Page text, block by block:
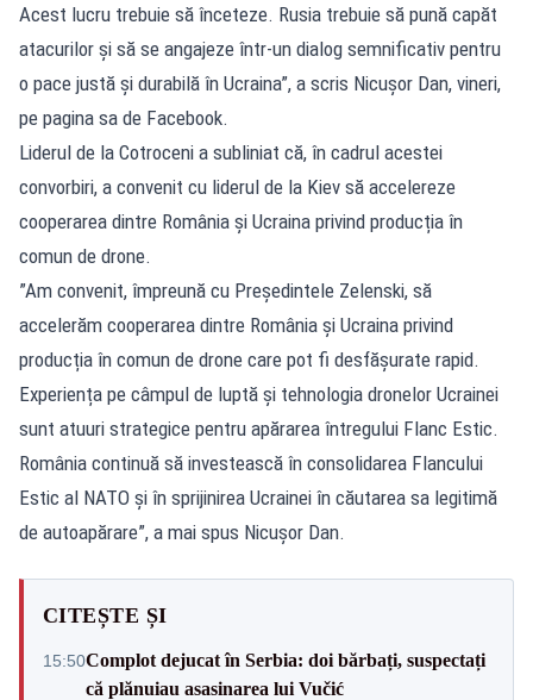
Acest lucru trebuie să înceteze. Rusia trebuie să pună capăt
atacurilor și să se angajeze într-un dialog semnificativ pentru
o pace justă și durabilă în Ucraina”, a scris Nicușor Dan, vineri,
pe pagina sa de Facebook.
Liderul de la Cotroceni a subliniat că, în cadrul acestei
convorbiri, a convenit cu liderul de la Kiev să accelereze
cooperarea dintre România și Ucraina privind producția în
comun de drone.
”Am convenit, împreună cu Președintele Zelenski, să
accelerăm cooperarea dintre România și Ucraina privind
producția în comun de drone care pot fi desfășurate rapid.
Experiența pe câmpul de luptă și tehnologia dronelor Ucrainei
sunt atuuri strategice pentru apărarea întregului Flanc Estic.
România continuă să investească în consolidarea Flancului
Estic al NATO și în sprijinirea Ucrainei în căutarea sa legitimă
de autoapărare”, a mai spus Nicușor Dan.
CITEȘTE ȘI
15:50Complot dejucat în Serbia: doi bărbați, suspectați
că plănuiau asasinarea lui Vučić